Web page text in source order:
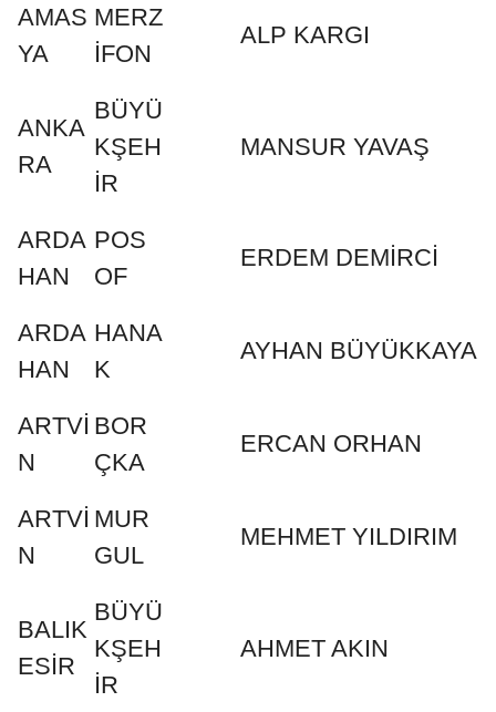
AMAS
YA
MERZ
İFON
ALP KARGI
ANKA
RA
BÜYÜ
KŞEH
İR
MANSUR YAVAŞ
ARDA
HAN
POS
OF
ERDEM DEMİRCİ
ARDA
HAN
HANA
K
AYHAN BÜYÜKKAYA
ARTVİ
N
BOR
ÇKA
ERCAN ORHAN
ARTVİ
N
MUR
GUL
MEHMET YILDIRIM
BALIK
ESİR
BÜYÜ
KŞEH
İR
AHMET AKIN